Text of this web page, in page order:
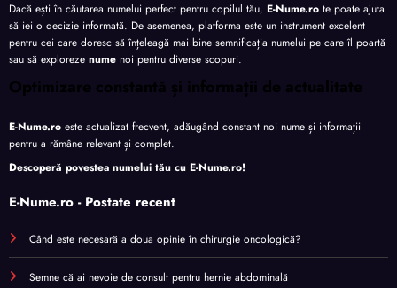
Dacă ești în căutarea numelui perfect pentru copilul tău, E-Nume.ro te poate ajuta
să iei o decizie informată. De asemenea, platforma este un instrument excelent
pentru cei care doresc să înțeleagă mai bine semnificația numelui pe care îl poartă
sau să exploreze nume noi pentru diverse scopuri.
Optimizare constantă și informații de actualitate
E-Nume.ro este actualizat frecvent, adăugând constant noi nume și informații
pentru a rămâne relevant și complet.
Descoperă povestea numelui tău cu E-Nume.ro!
E-Nume.ro - Postate recent
Când este necesară a doua opinie în chirurgie oncologică?
Semne că ai nevoie de consult pentru hernie abdominală